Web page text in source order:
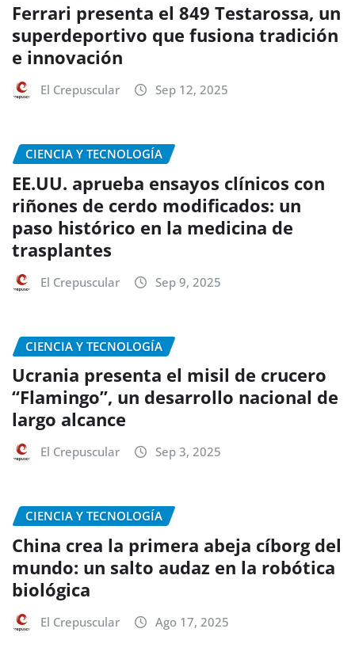
Ferrari presenta el 849 Testarossa, un
superdeportivo que fusiona tradición
e innovación
El Crepuscular Sep 12, 2025
CIENCIA Y TECNOLOGÍA
EE.UU. aprueba ensayos clínicos con
riñones de cerdo modificados: un
paso histórico en la medicina de
trasplantes
El Crepuscular Sep 9, 2025
CIENCIA Y TECNOLOGÍA
Ucrania presenta el misil de crucero
“Flamingo”, un desarrollo nacional de
largo alcance
El Crepuscular Sep 3, 2025
CIENCIA Y TECNOLOGÍA
China crea la primera abeja cíborg del
mundo: un salto audaz en la robótica
biológica
El Crepuscular Ago 17, 2025